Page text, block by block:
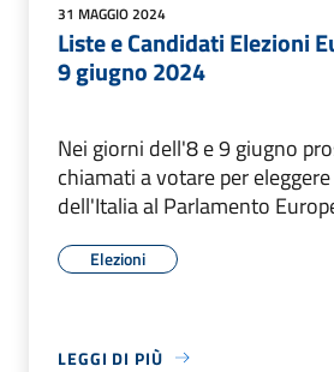
31 MAGGIO 2024
Liste e Candidati Elezioni
9 giugno 2024
Nei giorni dell'8 e 9 giugno
chiamati a votare per
dell'Italia al Parlamento
Elezioni
LEGGI DI PIÙ